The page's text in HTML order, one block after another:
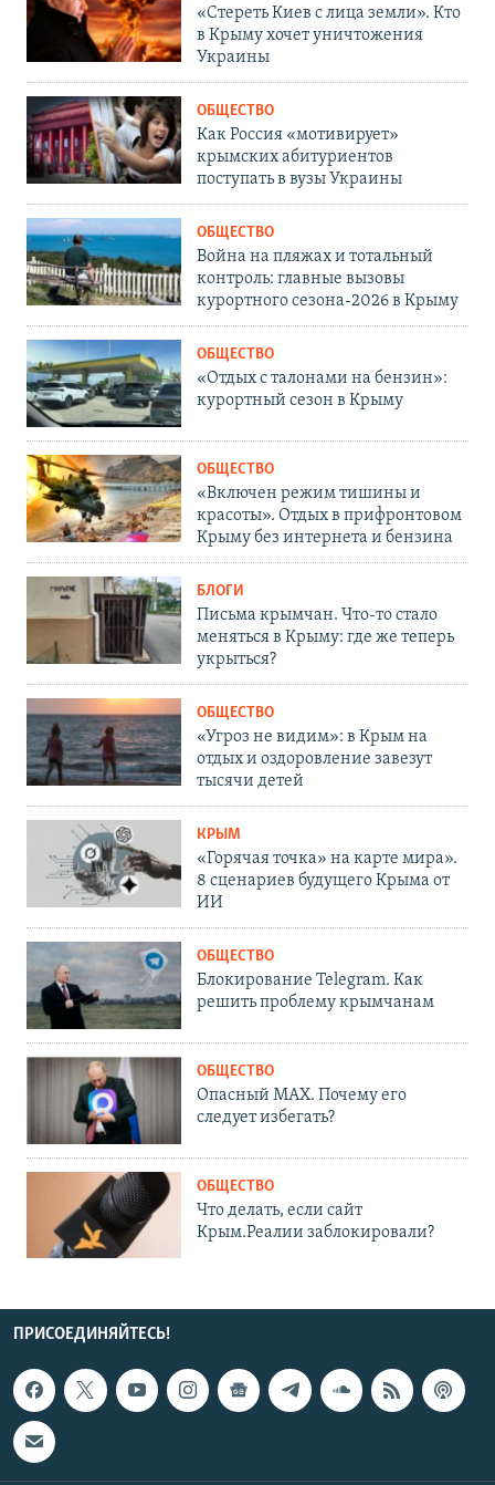
«Стереть Киев с лица земли». Кто
в Крыму хочет уничтожения
Украины
ОБЩЕСТВО
Как Россия «мотивирует»
крымских абитуриентов
поступать в вузы Украины
ОБЩЕСТВО
Война на пляжах и тотальный
контроль: главные вызовы
курортного сезона-2026 в Крыму
ОБЩЕСТВО
«Отдых с талонами на бензин»:
курортный сезон в Крыму
ОБЩЕСТВО
«Включен режим тишины и
красоты». Отдых в прифронтовом
Крыму без интернета и бензина
БЛОГИ
Письма крымчан. Что-то стало
меняться в Крыму: где же теперь
укрыться?
ОБЩЕСТВО
«Угроз не видим»: в Крым на
отдых и оздоровление завезут
тысячи детей
КРЫМ
«Горячая точка» на карте мира».
8 сценариев будущего Крыма от
ИИ
ОБЩЕСТВО
Блокирование Telegram. Как
решить проблему крымчанам
ОБЩЕСТВО
Опасный MAX. Почему его
следует избегать?
ОБЩЕСТВО
Что делать, если сайт
Крым.Реалии заблокировали?
ПРИСОЕДИНЯЙТЕСЬ!